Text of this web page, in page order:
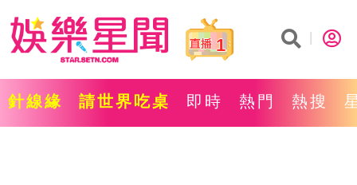
1
針線緣 請世界吃桌 即時 熱門 熱搜